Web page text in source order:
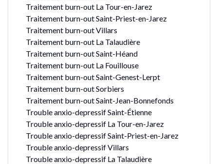
Traitement burn-out La Tour-en-Jarez
Traitement burn-out Saint-Priest-en-Jarez
Traitement burn-out Villars
Traitement burn-out La Talaudière
Traitement burn-out Saint-Héand
Traitement burn-out La Fouillouse
Traitement burn-out Saint-Genest-Lerpt
Traitement burn-out Sorbiers
Traitement burn-out Saint-Jean-Bonnefonds
Trouble anxio-depressif Saint-Étienne
Trouble anxio-depressif La Tour-en-Jarez
Trouble anxio-depressif Saint-Priest-en-Jarez
Trouble anxio-depressif Villars
Trouble anxio-depressif La Talaudière